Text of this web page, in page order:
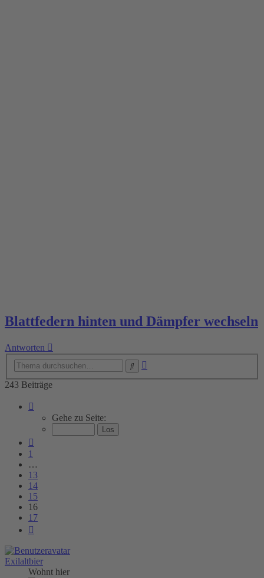
Blattfedern hinten und Dämpfer wechseln
Antworten
243 Beiträge
16
von
Gehe zu Seite:
1
…
13
14
15
16
17
Exilaltbier
Wohnt hier